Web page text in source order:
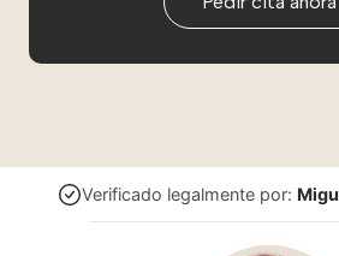
Verificado legalmente por: